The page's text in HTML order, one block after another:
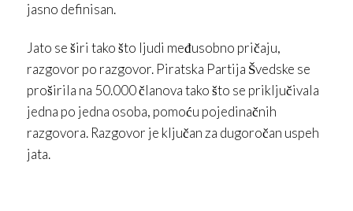
jasno definisan.
Jato se širi tako što ljudi međusobno pričaju,
razgovor po razgovor. Piratska Partija Švedske se
proširila na 50.000 članova tako što se priključivala
jedna po jedna osoba, pomoću pojedinačnih
razgovora. Razgovor je ključan za dugoročan uspeh
jata.